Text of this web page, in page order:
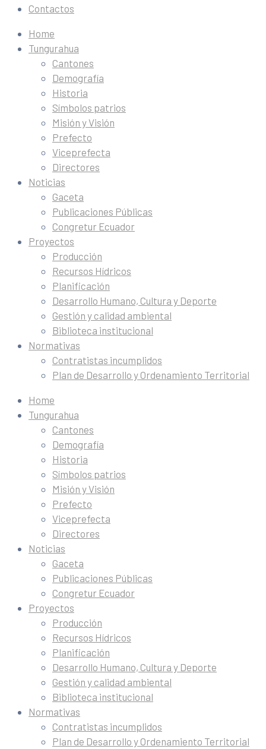
Contactos
Home
Tungurahua
Cantones
Demografía
Historia
Símbolos patrios
Misión y Visión
Prefecto
Viceprefecta
Directores
Noticias
Gaceta
Publicaciones Públicas
Congretur Ecuador
Proyectos
Producción
Recursos Hídricos
Planificación
Desarrollo Humano, Cultura y Deporte
Gestión y calidad ambiental
Biblioteca institucional
Normativas
Contratistas incumplidos
Plan de Desarrollo y Ordenamiento Territorial
Home
Tungurahua
Cantones
Demografía
Historia
Símbolos patrios
Misión y Visión
Prefecto
Viceprefecta
Directores
Noticias
Gaceta
Publicaciones Públicas
Congretur Ecuador
Proyectos
Producción
Recursos Hídricos
Planificación
Desarrollo Humano, Cultura y Deporte
Gestión y calidad ambiental
Biblioteca institucional
Normativas
Contratistas incumplidos
Plan de Desarrollo y Ordenamiento Territorial